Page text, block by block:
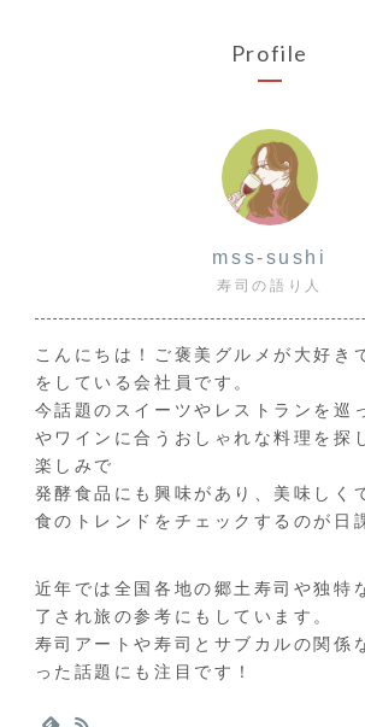
Profile
mss-sushi
寿司の語り人
こんにちは！ご褒美グルメが大好き
をしている会社員です。
今話題のスイーツやレストランを巡
やワインに合うおしゃれな料理を探
楽しみで
発酵食品にも興味があり、美味しく
食のトレンドをチェックするのが日
近年では全国各地の郷土寿司や独特
了され旅の参考にもしています。
寿司アートや寿司とサブカルの関係
った話題にも注目です！